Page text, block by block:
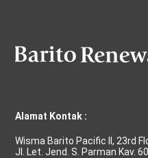
Alamat Kontak :
Wisma Barito Pacific II, 23rd
Jl. Let. Jend. S. Parman Kav.